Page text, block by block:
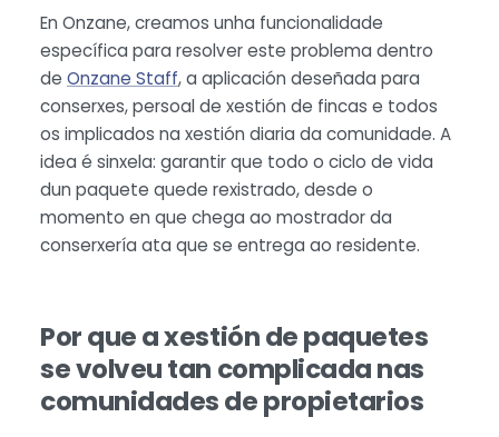
En Onzane, creamos unha funcionalidade
específica para resolver este problema dentro
de Onzane Staff, a aplicación deseñada para
conserxes, persoal de xestión de fincas e todos
os implicados na xestión diaria da comunidade. A
idea é sinxela: garantir que todo o ciclo de vida
dun paquete quede rexistrado, desde o
momento en que chega ao mostrador da
conserxería ata que se entrega ao residente.
Por que a xestión de paquetes
se volveu tan complicada nas
comunidades de propietarios